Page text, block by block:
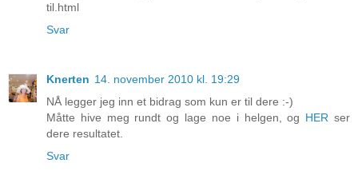
til.html
Svar
Knerten 14. november 2010 kl. 19:29
NÅ legger jeg inn et bidrag som kun er til dere :-)
Måtte hive meg rundt og lage noe i helgen, og HER ser
dere resultatet.
Svar